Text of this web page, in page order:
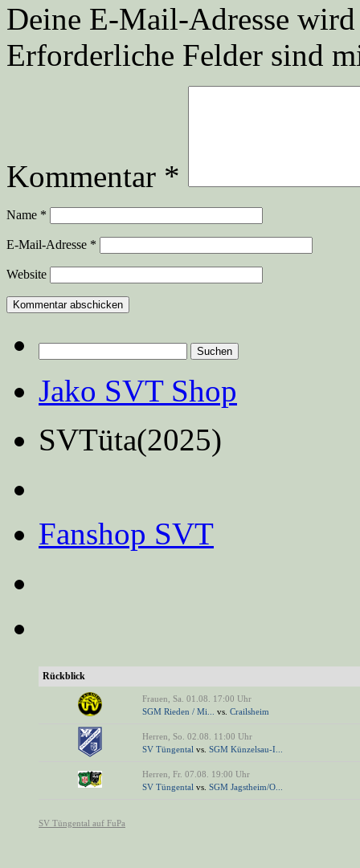
Deine E-Mail-Adresse
Erforderliche Felder sind
Kommentar *
Name *
E-Mail-Adresse *
Website
nach:
Jako SVT Shop
SVTüta(2025)
Fanshop SVT